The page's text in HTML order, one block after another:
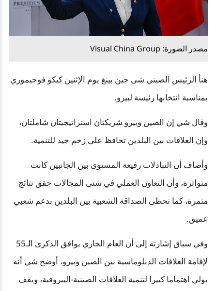
مصدر الصورة: Visual China Group
هنأ الرئيس الصيني شي جين بينغ يوم الإثنين كيكو فوجيموري
بمناسبة انتخابها رئيسة لبيرو.
وقال شي إن الصين وبيرو شريكتان استراتيجيتان شاملتان،
وإن العلاقات بين البلدين تحافظ على زخم جيد للتنمية.
وأضاف أن التبادلات رفيعة المستوى بين الجانبين كانت
متواترة، وأن التعاون العملي في شتى المجالات حقق نتائج
مثمرة، كما تحظى الصداقة الشعبية بين البلدين بدعم شعبي
عميق.
وفي سياق إشارته إلى أن العام الجاري يوافق الذكرى الـ55
لإقامة العلاقات الدبلوماسية بين الصين وبيرو، أوضح شي أنه
يولي اهتماما كبيرا لتنمية العلاقات الصينية-البيروفية، ويقف